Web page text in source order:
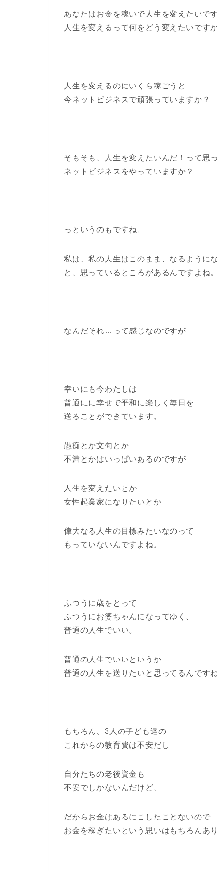
あなたはお金を稼いで人生を変えたいで
人生を変えるって何をどう変えたいです
人生を変えるのにいくら稼ごうと
今ネットビジネスで頑張っていますか？
そもそも、人生を変えたいんだ！って思
ネットビジネスをやっていますか？
っというのもですね、
私は、私の人生はこのまま、なるように
と、思っているところがあるんですよね。
なんだそれ…って感じなのですが
幸いにも今わたしは
普通にに幸せで平和に楽しく毎日を
送ることができています。
愚痴とか文句とか
不満とかはいっぱいあるのですが
人生を変えたいとか
女性起業家になりたいとか
偉大なる人生の目標みたいなのって
もっていないんですよね。
ふつうに歳をとって
ふつうにお婆ちゃんになってゆく、
普通の人生でいい。
普通の人生でいいというか
普通の人生を送りたいと思ってるんですね
もちろん、3人の子ども達の
これからの教育費は不安だし
自分たちの老後資金も
不安でしかないんだけど、
だからお金はあるにこしたことないので
お金を稼ぎたいという思いはもちろんあり